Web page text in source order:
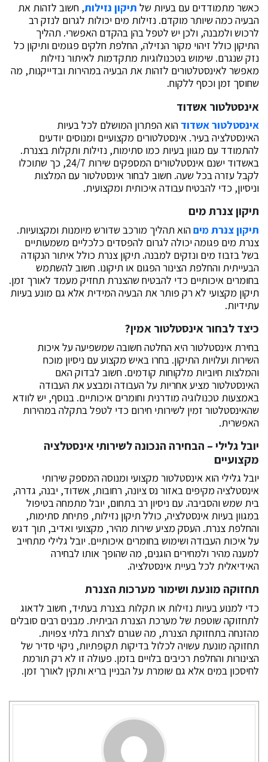
כאשר מתמודדים עם בעיות של תיקון נזילות, חשוב לזהות את
הבעיה כמה שיותר מוקדם. נזילות מים יכולות לגרום לנזק רב
לרכוש ולמבנה, ולכן יש לטפל בהן בהקדם האפשרי. תהליך
התיקון כולל זיהוי מקור הנזילה, החלפת חלקים פגומים ותיקון כל
נזק שנגרם. שימוש בטכנולוגיות מתקדמות לאיתור נזילות
מאפשר לאינסטלטורים לזהות את הבעיה במהירות ובדייקנות, מה
שחוסך זמן וכסף ללקוח.
אינסטלטור אשדוד
אינסטלטור אשדוד הוא הפתרון המושלם לכל בעיות
האינסטלציה בעיר. אינסטלטורים מקצועיים ומנוסים יודעים
להתמודד עם מגוון בעיות כמו סתימות, נזילות ותקלות בצנרת.
באשדוד ישנם אינסטלטורים המספקים שירות 24/7, כך שתוכלו
לקבל עזרה בכל שעה. חשוב לבחור אינסטלטור עם המלצות
וניסיון, כדי להבטיח עבודה איכותית ומקצועית.
תיקון צנרת מים
תיקון צנרת מיםהוא תהליך מורכב שדורש מיומנות ומקצועיות.
צנרת מים פגומה יכולה לגרום להפסדים כלכליים משמעותיים
בשל בזבוז מים ונזקים למבנה. תיקון צנרת כולל איתור הנקודה
הבעייתית והחלפת הצינור הפגום או תיקונו. חשוב להשתמש
בחומרים איכותיים כדי להבטיח שהצנרת תחזיק מעמד לאורך זמן.
תיקון מקצועי לא רק פותר את הבעיה המידית אלא גם מונע בעיות
עתידיות.
כיצד לבחור אינסטלטור אמין?
בחירת אינסטלטור היא החלטה חשובה שמשפיעה על איכות
השירות ועלויות התיקון. בחרו באיש מקצוע עם ניסיון מוכח
והמלצות חיוביות מלקוחות קודמים. חשוב לבדוק האם
האינסטלטור מציע אחריות על העבודה ומבצע את העבודה
באמצעות טכנולוגיה מודרנית וחומרים איכותיים. בנוסף, יש לוודא
שהאינסטלטור זמין לשירותי חירום כדי לטפל בתקלה במהירות
האפשרית.
יובל גלילי – הבחירה הנכונה לשירותי אינסטלציה
מקצועיים
יובל גלילי הוא אינסטלטור מקצועי ומנוסה המספק שירותי
אינסטלציה מקיפים באזור נס ציונה, רחובות, אשדוד, יבנה, גדרה,
בית שמש והסביבה. עם ניסיון רב בתחום, יובל מתמחה בטיפול
במגוון בעיות אינסטלציה, כולל תיקון נזילות, פתיחת סתימות,
והחלפת צנרת. העסק מציע שירות מהיר, מקצועי ואדיב, תוך דגש
על איכות העבודה ושימוש בחומרים איכותיים. יובל גלילי מתחייב
למענה מהיר ולמחירים הוגנים, מה שהופך אותו לבחירה
האידיאלית לכל בעיית אינסטלציה.
תחזוקה מונעת ושימור מערכות הצנרת
כדי למנוע בעיות נזילות או תקלות בצנרת בעתיד, חשוב לדאוג
לתחזוקה שוטפת של מערכת הצנרת הביתית. מבנים רבים סובלים
מהזנחה בתחזוקת הצנרת, מה שגורם לצרות בלתי צפויות.
תחזוקה מונעת עשויה לכלול בדיקות תקופתיות, ניקוי סדיר של
הצינורות והחלפת רכיבים בלויים בזמן. פעולה זו לא רק תורמת
לחיסכון במים אלא גם שומרת על הבניין בריא ותקין לאורך זמן.